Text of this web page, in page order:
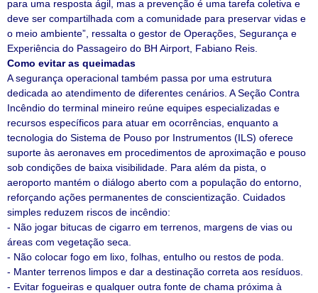
para uma resposta ágil, mas a prevenção é uma tarefa coletiva e
deve ser compartilhada com a comunidade para preservar vidas e
o meio ambiente”, ressalta o gestor de Operações, Segurança e
Experiência do Passageiro do BH Airport, Fabiano Reis.
Como evitar as queimadas
A segurança operacional também passa por uma estrutura
dedicada ao atendimento de diferentes cenários. A Seção Contra
Incêndio do terminal mineiro reúne equipes especializadas e
recursos específicos para atuar em ocorrências, enquanto a
tecnologia do Sistema de Pouso por Instrumentos (ILS) oferece
suporte às aeronaves em procedimentos de aproximação e pouso
sob condições de baixa visibilidade. Para além da pista, o
aeroporto mantém o diálogo aberto com a população do entorno,
reforçando ações permanentes de conscientização. Cuidados
simples reduzem riscos de incêndio:
- Não jogar bitucas de cigarro em terrenos, margens de vias ou
áreas com vegetação seca.
- Não colocar fogo em lixo, folhas, entulho ou restos de poda.
- Manter terrenos limpos e dar a destinação correta aos resíduos.
- Evitar fogueiras e qualquer outra fonte de chama próxima à